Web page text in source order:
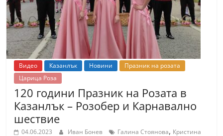
z
a
l
a
k
-
b
.
Видео Казанлък Новини
Празник на розата
Царица Роза
120 години Празник на Розата в
Казанлък – Розобер и Карнавално
шествие
04.06.2023 Иван Бонев Галина Стоянова, Кристина